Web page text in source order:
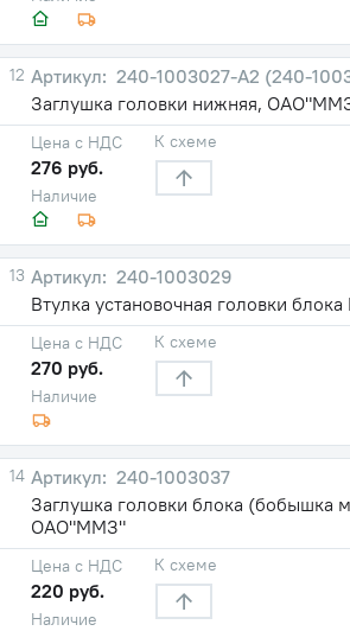
12
240-1003027-А2 (240-
Заглушка головки нижняя,
Наличие
Цена с НДС
276 руб.
К схеме
13
240-1003029
Втулка установочная головки
Наличие
Цена с НДС
270 руб.
К схеме
14
240-1003037
Заглушка головки блока (бобышка
ОАО"ММЗ"
Наличие
Цена с НДС
220 руб.
К схеме